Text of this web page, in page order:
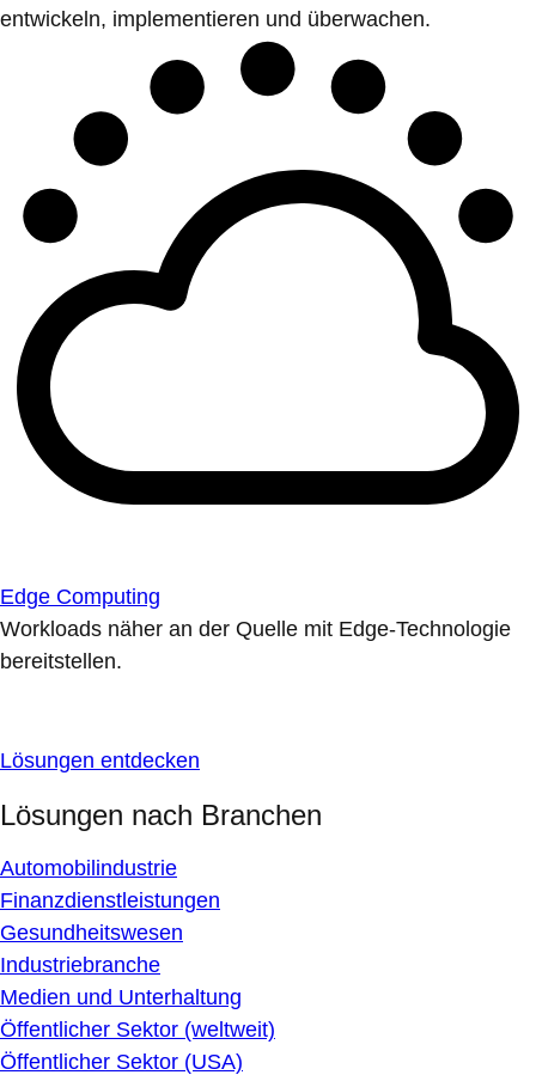
entwickeln, implementieren und überwachen.
Edge Computing
Workloads näher an der Quelle mit Edge-Technologie
bereitstellen.
Lösungen entdecken
Lösungen nach Branchen
Automobilindustrie
Finanzdienstleistungen
Gesundheitswesen
Industriebranche
Medien und Unterhaltung
Öffentlicher Sektor (weltweit)
Öffentlicher Sektor (USA)